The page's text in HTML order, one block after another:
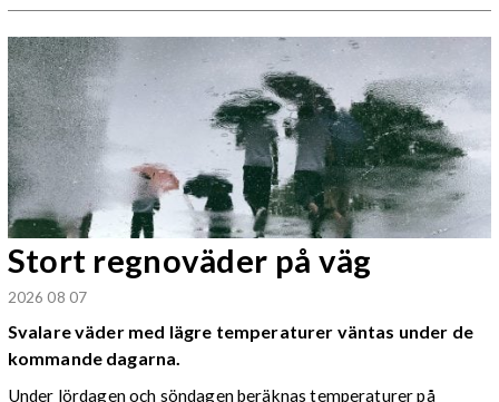
Stort regnoväder på väg
2026 08 07
Svalare väder med lägre temperaturer väntas under de
kommande dagarna.
Under lördagen och söndagen beräknas temperaturer på